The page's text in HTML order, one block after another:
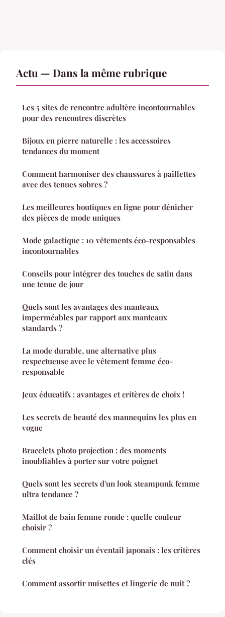
Actu — Dans la même rubrique
Les 5 sites de rencontre adultère incontournables
pour des rencontres discrètes
Bijoux en pierre naturelle : les accessoires
tendances du moment
Comment harmoniser des chaussures à paillettes
avec des tenues sobres ?
Les meilleures boutiques en ligne pour dénicher
des pièces de mode uniques
Mode galactique : 10 vêtements éco-responsables
incontournables
Conseils pour intégrer des touches de satin dans
une tenue de jour
Quels sont les avantages des manteaux
imperméables par rapport aux manteaux
standards ?
La mode durable, une alternative plus
respectueuse avec le vêtement femme éco-
responsable
Jeux éducatifs : avantages et critères de choix !
Les secrets de beauté des mannequins les plus en
vogue
Bracelets photo projection : des moments
inoubliables à porter sur votre poignet
Quels sont les secrets d'un look steampunk femme
ultra tendance ?
Maillot de bain femme ronde : quelle couleur
choisir ?
Comment choisir un éventail japonais : les critères
clés
Comment assortir nuisettes et lingerie de nuit ?